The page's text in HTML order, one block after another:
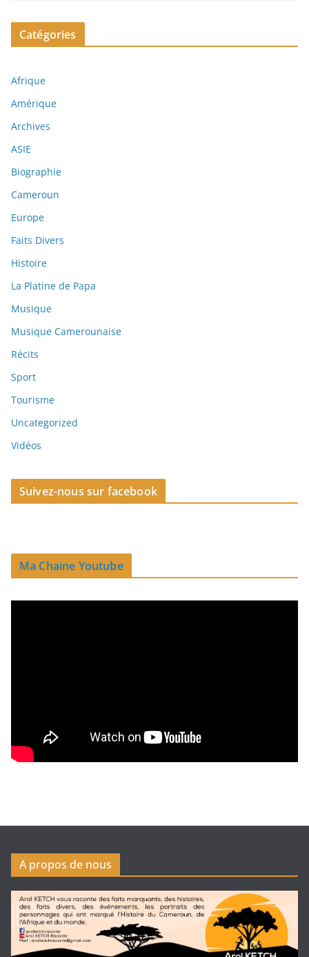
Catégories
Afrique
Amérique
Archives
ASIE
Biographie
Cameroun
Europe
Faits Divers
Histoire
La Platine de Papa
Musique
Musique Camerounaise
Récits
Sport
Tourisme
Uncategorized
Vidéos
Suivez-nous sur facebook
Ma Chaine Youtube
A propos de nous